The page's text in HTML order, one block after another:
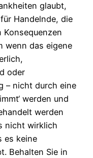
glaubt,
Handelnde, die
wenn das eigene
oder
– nicht durch eine
werden und
werden
nicht wirklich
es keine
Behalten Sie in